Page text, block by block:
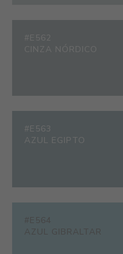
#E562
CINZA NÓRDICO
#E563
AZUL EGIPTO